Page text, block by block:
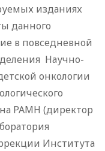
изданиях
данного
в повседневной
Научно-
онкологии
РАМН (директор
Института